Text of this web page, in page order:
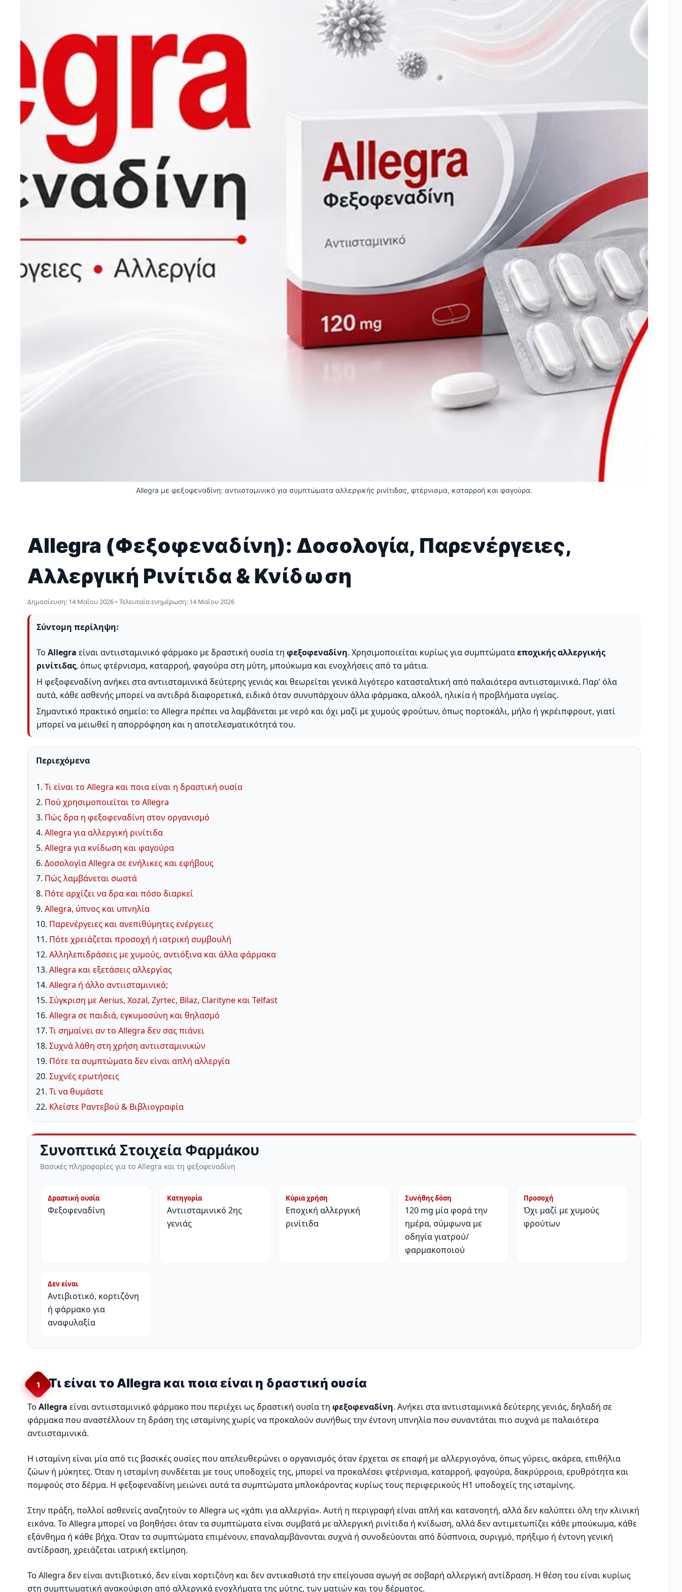
Allegra με φεξοφεναδίνη: αντιισταμινικό για συμπτώματα αλλεργικής ρινίτιδας, φτέρνισμα, καταρροή και φαγούρα.
Allegra (Φεξοφεναδίνη): Δοσολογία, Παρενέργειες,
Αλλεργική Ρινίτιδα & Κνίδωση
Δημοσίευση: 14 Μαΐου 2026 • Τελευταία ενημέρωση: 14 Μαΐου 2026
Σύντομη περίληψη:
Το Allegra είναι αντιισταμινικό φάρμακο με δραστική ουσία τη φεξοφεναδίνη. Χρησιμοποιείται κυρίως για συμπτώματαεποχικής αλλεργικής
ρινίτιδας, όπως φτέρνισμα, καταρροή, φαγούρα στη μύτη, μπούκωμα και ενοχλήσεις από τα μάτια.
Η φεξοφεναδίνη ανήκει στα αντιισταμινικά δεύτερης γενιάς και θεωρείται γενικά λιγότερο κατασταλτική από παλαιότερα αντιισταμινικά. Παρ’ όλα
αυτά, κάθε ασθενής μπορεί να αντιδρά διαφορετικά, ειδικά όταν συνυπάρχουν άλλα φάρμακα, αλκοόλ, ηλικία ή προβλήματα υγείας.
Σημαντικό πρακτικό σημείο: το Allegra πρέπει να λαμβάνεται με νερό και όχι μαζί με χυμούς φρούτων, όπως πορτοκάλι, μήλο ή γκρέιπφρουτ, γιατί
μπορεί να μειωθεί η απορρόφηση και η αποτελεσματικότητά του.
Περιεχόμενα
1. Τι είναι το Allegra και ποια είναι η δραστική ουσία
2. Πού χρησιμοποιείται το Allegra
3. Πώς δρα η φεξοφεναδίνη στον οργανισμό
4. Allegra για αλλεργική ρινίτιδα
5. Allegra για κνίδωση και φαγούρα
6. Δοσολογία Allegra σε ενήλικες και εφήβους
7. Πώς λαμβάνεται σωστά
8. Πότε αρχίζει να δρα και πόσο διαρκεί
9. Allegra, ύπνος και υπνηλία
10. Παρενέργειες και ανεπιθύμητες ενέργειες
11. Πότε χρειάζεται προσοχή ή ιατρική συμβουλή
12. Αλληλεπιδράσεις με χυμούς, αντιόξινα και άλλα φάρμακα
13. Allegra και εξετάσεις αλλεργίας
14. Allegra ή άλλο αντιισταμινικό;
15. Σύγκριση με Aerius, Xozal, Zyrtec, Bilaz, Clarityne και Telfast
16. Allegra σε παιδιά, εγκυμοσύνη και θηλασμό
17. Τι σημαίνει αν το Allegra δεν σας πιάνει
18. Συχνά λάθη στη χρήση αντιισταμινικών
19. Πότε τα συμπτώματα δεν είναι απλή αλλεργία
20. Συχνές ερωτήσεις
21. Τι να θυμάστε
22. Κλείστε Ραντεβού & Βιβλιογραφία
Συνοπτικά Στοιχεία Φαρμάκου
Βασικές πληροφορίες για το Allegra και τη φεξοφεναδίνη
Δραστική ουσία
Φεξοφεναδίνη
Κατηγορία
Αντιισταμινικό 2ης
γενιάς
Κύρια χρήση
Εποχική αλλεργική
ρινίτιδα
Συνήθης δόση
120 mg μία φορά την
ημέρα, σύμφωνα με
οδηγία γιατρού/
φαρμακοποιού
Προσοχή
Όχι μαζί με χυμούς
φρούτων
Δεν είναι
Αντιβιοτικό, κορτιζόνη
ή φάρμακο για
αναφυλαξία
1 Τι είναι το Allegra και ποια είναι η δραστική ουσία
Το Allegra είναι αντιισταμινικό φάρμακο που περιέχει ως δραστική ουσία τη φεξοφεναδίνη. Ανήκει στα αντιισταμινικά δεύτερης γενιάς, δηλαδή σε
φάρμακα που αναστέλλουν τη δράση της ισταμίνης χωρίς να προκαλούν συνήθως την έντονη υπνηλία που συναντάται πιο συχνά με παλαιότερα
αντιισταμινικά.
Η ισταμίνη είναι μία από τις βασικές ουσίες που απελευθερώνει ο οργανισμός όταν έρχεται σε επαφή με αλλεργιογόνα, όπως γύρεις, ακάρεα, επιθήλια
ζώων ή μύκητες. Όταν η ισταμίνη συνδέεται με τους υποδοχείς της, μπορεί να προκαλέσει φτέρνισμα, καταρροή, φαγούρα, δακρύρροια, ερυθρότητα και
πομφούς στο δέρμα. Η φεξοφεναδίνη μειώνει αυτά τα συμπτώματα μπλοκάροντας κυρίως τους περιφερικούς H1 υποδοχείς της ισταμίνης.
Στην πράξη, πολλοί ασθενείς αναζητούν το Allegra ως «χάπι για αλλεργία». Αυτή η περιγραφή είναι απλή και κατανοητή, αλλά δεν καλύπτει όλη την κλινική
εικόνα. Το Allegra μπορεί να βοηθήσει όταν τα συμπτώματα είναι συμβατά με αλλεργική ρινίτιδα ή κνίδωση, αλλά δεν αντιμετωπίζει κάθε μπούκωμα, κάθε
εξάνθημα ή κάθε βήχα. Όταν τα συμπτώματα επιμένουν, επαναλαμβάνονται συχνά ή συνοδεύονται από δύσπνοια, συριγμό, πρήξιμο ή έντονη γενική
αντίδραση, χρειάζεται ιατρική εκτίμηση.
Το Allegra δεν είναι αντιβιοτικό, δεν είναι κορτιζόνη και δεν αντικαθιστά την επείγουσα αγωγή σε σοβαρή αλλεργική αντίδραση. Η θέση του είναι κυρίως
στη συμπτωματική ανακούφιση από αλλεργικά ενοχλήματα της μύτης, των ματιών και του δέρματος.